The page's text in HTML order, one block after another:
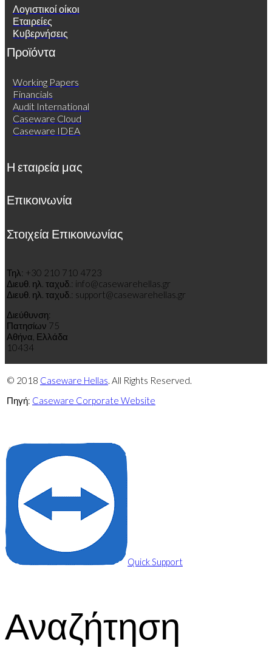
Λογιστικοί οίκοι
Εταιρείες
Κυβερνήσεις
Προϊόντα
Working Papers
Financials
Audit International
Caseware Cloud
Caseware IDEA
Η εταιρεία μας
Επικοινωνία
Στοιχεία Επικοινωνίας
Τηλ: +30 210 710 4723
Διευθ ηλ ταχυδ : info@casewarehellas.gr
Διευθ ηλ ταχυδ : support@casewarehellas.gr
Διεύθυνση:
Πατησίων 75
Αθήνα, Ελλάδα
10434
© 2018 Caseware Hellas . All Rights Reserved.
Πηγή: Caseware Corporate Website
Quick Support
Αναζήτηση